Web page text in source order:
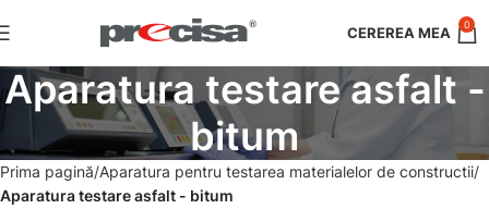
0
Aparatura testare asfalt -
bitum
Prima pagină Aparatura pentru testarea materialelor de constructii
Aparatura testare asfalt - bitum